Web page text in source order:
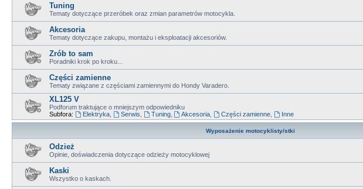
Tuning
Tematy dotyczące przeróbek oraz zmian parametrów motocykla.
Akcesoria
Tematy dotyczące zakupu, montażu i eksploatacji akcesoriów.
Zrób to sam
Poradniki krok po kroku...
Części zamienne
Tematy związane z częściami zamiennymi do Hondy Varadero.
XL125 V
Podforum traktujące o mniejszym odpowiedniku
Subfora:
Elektryka, Serwis Tuning, Akcesoria Części zamienne Inne
Wyposażenie motocyklisty/stki
Odzież
Opinie, doświadczenia dotyczące odzieży motocyklowej
Kaski
Wszystko o kaskach.